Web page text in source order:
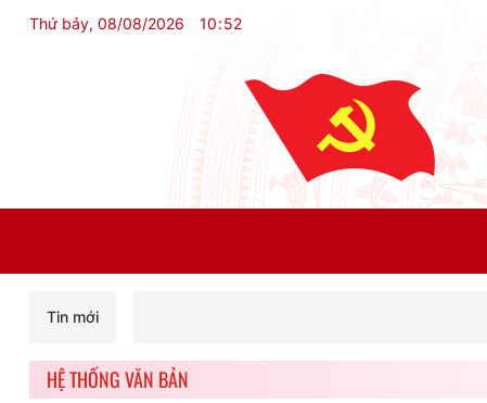
Thứ bảy, 08/08/2026 10:52
Tin mới
HỆ THỐNG VĂN BẢN